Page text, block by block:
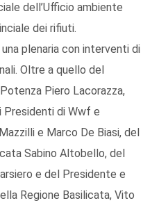
dell’Ufficio ambiente
dei rifiuti.
plenaria con interventi di
Oltre a quello del
Piero Lacorazza,
di Wwf e
e Marco De Biasi, del
Sabino Altobello, del
e del Presidente e
Regione Basilicata, Vito